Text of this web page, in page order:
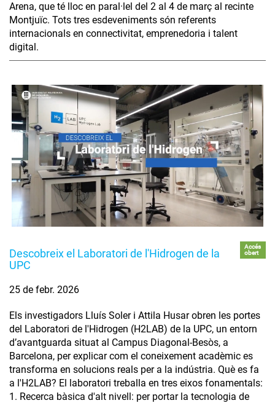
Arena, que té lloc en paral·lel del 2 al 4 de març al recinte
Montjuïc. Tots tres esdeveniments són referents
internacionals en connectivitat, emprenedoria i talent
digital.
Descobreix el Laboratori de l'Hidrogen de la
UPC
Accés
obert
25 de febr. 2026
Els investigadors Lluís Soler i Attila Husar obren les portes
del Laboratori de l'Hidrogen (H2LAB) de la UPC, un entorn
d’avantguarda situat al Campus Diagonal-Besòs, a
Barcelona, per explicar com el coneixement acadèmic es
transforma en solucions reals per a la indústria. Què es fa
a l'H2LAB? El laboratori treballa en tres eixos fonamentals:
1. Recerca bàsica d'alt nivell: per portar la tecnologia de